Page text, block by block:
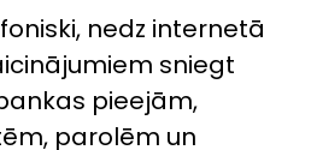
nedz internetā
sniegt
pieejām,
parolēm un